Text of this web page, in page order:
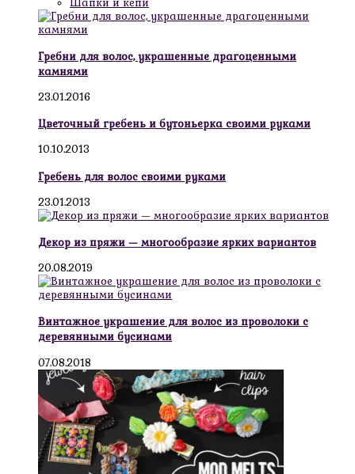
Гребни для волос, украшенные драгоценными
камнями
23.01.2016
Цветочный гребень и бутоньерка своими руками
10.10.2013
Гребень для волос своими руками
23.01.2013
Декор из пряжи — многообразие ярких вариантов
20.08.2019
Винтажное украшение для волос из проволоки с
деревянными бусинами
07.08.2018